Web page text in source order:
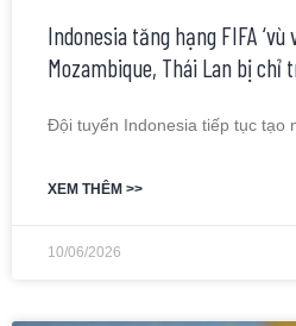
Indonesia tăng hạng FIFA ‘vù
Mozambique, Thái Lan bị chỉ
Đội tuyển Indonesia tiếp tục tạo
XEM THÊM >>
10/06/2026